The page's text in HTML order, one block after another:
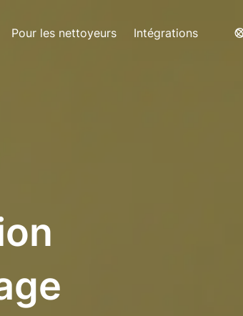
Pour les nettoyeurs Intégrations